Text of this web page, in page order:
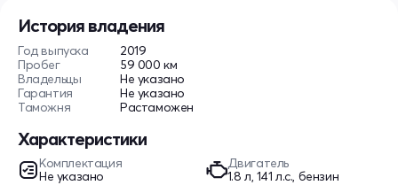
История владения
Год выпуска
2019
Пробег
59 000 км
Владельцы
Не указано
Гарантия
Не указано
Таможня
Растаможен
Характеристики
Комплектация
Не указано
Двигатель
1.8 л, 141 л.с., бензин